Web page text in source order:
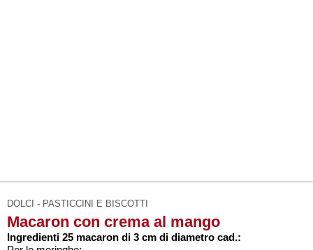
DOLCI - PASTICCINI E BISCOTTI
Macaron con crema al mango
Ingredienti 25 macaron di 3 cm di diametro cad.: